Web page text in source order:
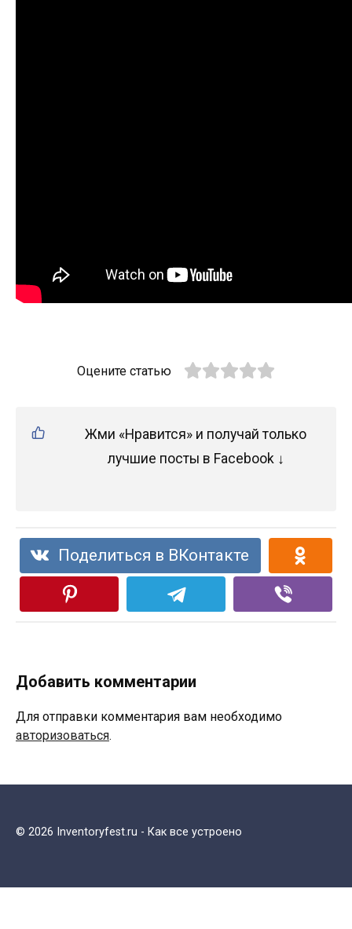
Оцените статью
Жми «Нравится» и получай только
лучшие посты в Facebook ↓
Поделиться в ВКонтакте
Добавить комментарии
Для отправки комментария вам необходимо
авторизоваться.
© 2026 Inventoryfest.ru - Как все устроено